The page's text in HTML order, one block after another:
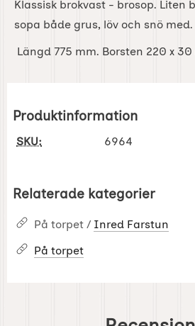
Klassisk brokvast - brosop. Liten
sopa både grus, löv och snö med.
Längd 775 mm. Borsten 220 x 30
Produktinformation
SKU: 6964
Relaterade kategorier
På torpet / Inred Farstun
På torpet